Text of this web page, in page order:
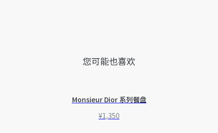
您可能也喜欢
Monsieur Dior 系列餐盘
¥1,350